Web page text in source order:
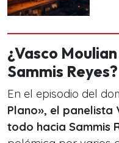
¿Vasco
Sammis Reyes?
En el episodio del
Plano», el panelista
todo hacia Sammis